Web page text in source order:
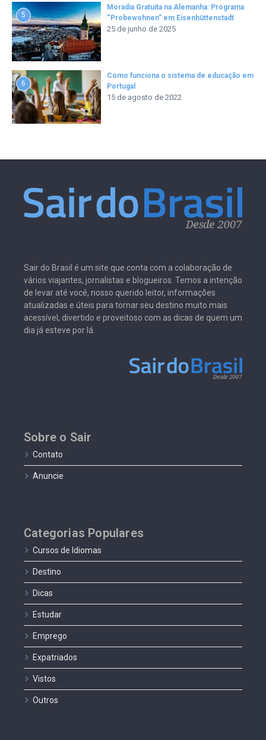
5
Moradia Gratuita na Alemanha: Programa
“Probewohnen” em Eisenhüttenstadt
25 de junho de 2025
6
Como funciona o sistema de educação em
Portugal
15 de agosto de 2022
Sair do Brasil é um site que conta com a colaboração de
vários viajantes, jornalistas e blogueiros. Temos a intenção
de levar até você, nosso querido leitor, informações
atualizadas e úteis para tornar seu destino muito mais
acessível, divertido e proveitoso com as dicas de quem um
dia já esteve por lá.
Sobre o Sair
Contato
Anuncie
Categorias Populares
Cursos de Idiomas
Destino
Dicas
Estudar
Emprego
Expatriados
Vistos
Outros